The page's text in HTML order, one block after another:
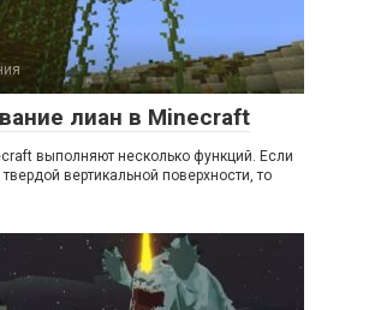
лиан в Minecraft
выполняют несколько функций. Если
твердой вертикальной поверхности, то